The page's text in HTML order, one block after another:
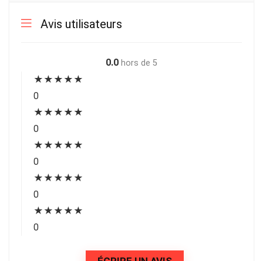
Avis utilisateurs
0.0 hors de 5
★ ★ ★ ★ ★
0
★ ★ ★ ★ ★
0
★ ★ ★ ★ ★
0
★ ★ ★ ★ ★
0
★ ★ ★ ★ ★
0